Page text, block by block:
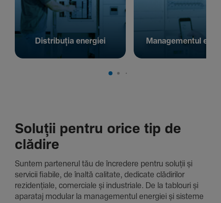
Distribuția energiei Managementul
Soluții pentru orice tip de
clădire
Suntem parte­nerul tău de încre­dere pentru soluții și
servicii fiabile, de înaltă cali­tate, dedi­cate clădi­rilor
rezi­den­țiale, comer­ciale și indus­triale. De la tablouri și
aparataj modular la managementul energiei și sisteme